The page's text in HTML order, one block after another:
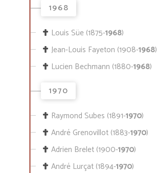
1968
Louis Süe (1875-1968)
Jean-Louis Fayeton (1908-1968)
Lucien Bechmann (1880-1968)
1970
Raymond Subes (1891-1970)
André Grenovillot (1883-1970)
Adrien Brelet (1900-1970)
André Lurçat (1894-1970)